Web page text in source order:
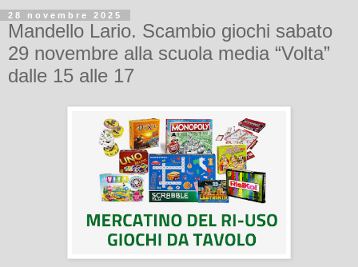
28 novembre 2025
Mandello Lario. Scambio giochi sabato
29 novembre alla scuola media “Volta”
dalle 15 alle 17